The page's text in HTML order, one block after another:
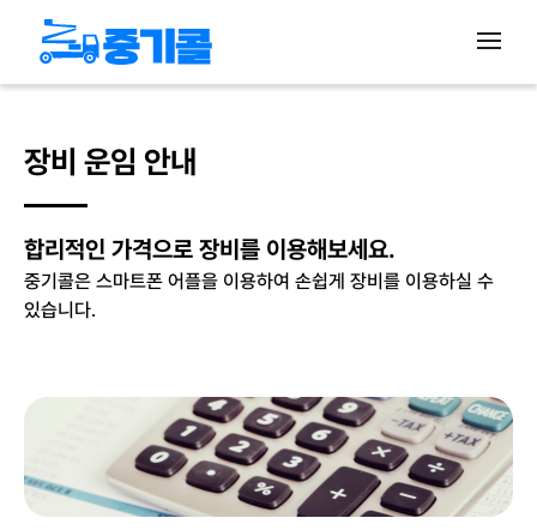
장비 운임 안내
합리적인 가격으로 장비를 이용해보세요.
중기콜은 스마트폰 어플을 이용하여 손쉽게 장비를 이용하실 수
있습니다.